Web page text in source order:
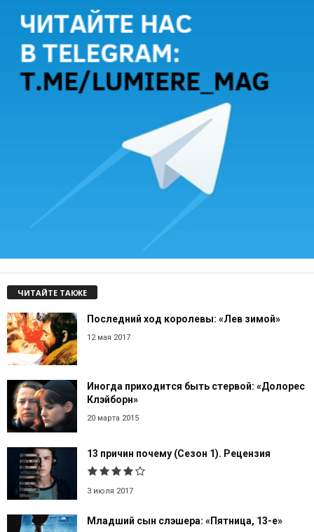
ЧИТАЙТЕ ТАКЖЕ
Последний ход королевы: «Лев зимой»
12 мая 2017
Иногда приходится быть стервой: «Долорес
Клэйборн»
20 марта 2015
13 причин почему (Сезон 1). Рецензия
3 июля 2017
Младший сын слэшера: «Пятница, 13-е»